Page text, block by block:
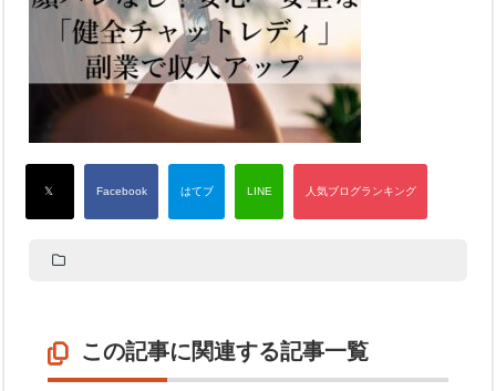
この記事に関連する記事一覧